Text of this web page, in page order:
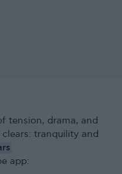
tension, drama, and
tranquility and
app: